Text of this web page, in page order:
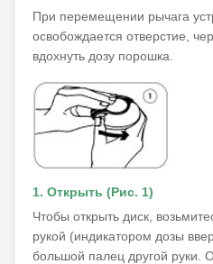
При перемещении рычага
освобождается отверстие,
вдохнуть дозу порошка.
1. Открыть (Рис. 1)
Чтобы открыть диск,
рукой (индикатором дозы
большой палец другой руки.